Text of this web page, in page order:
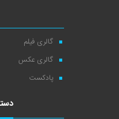
گالری فیلم
گالری عکس
پادکست